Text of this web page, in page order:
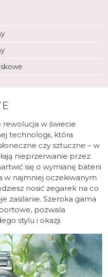
w świecie
technologii, która
czy sztuczne – w
nieprzerwanie przez
się o wymianę baterii
w najmniej oczekiwanym
nosić zegarek na co
zasilanie. Szeroka gama
pozwala
stylu i okazji.